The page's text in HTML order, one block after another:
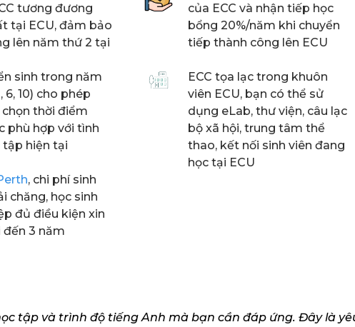
tương đương
tại ECU, đảm bảo
lên năm thứ 2 tại
của ECC và nhận tiếp học
bổng 20%/năm khi chuyển
tiếp thành công lên ECU
sinh trong năm
6, 10) cho phép
chọn thời điểm
phù hợp với tình
tập hiện tại
ECC tọa lạc trong khuôn
viên ECU, bạn có thể sử
dụng eLab, thư viện, câu lạc
bộ xã hội, trung tâm thể
thao, kết nối sinh viên đang
học tại ECU
, chi phí sinh
chăng, học sinh
đủ điều kiện xin
đến 3 năm
tập và trình độ tiếng Anh mà bạn cần đáp ứng. Đây là